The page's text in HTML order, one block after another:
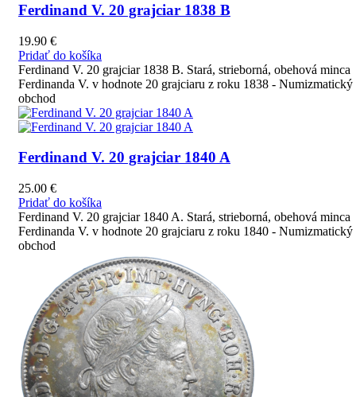
Ferdinand V. 20 grajciar 1838 B
19.90 €
Pridať do košíka
Ferdinand V. 20 grajciar 1838 B. Stará, strieborná, obehová minca
Ferdinanda V. v hodnote 20 grajciaru z roku 1838 - Numizmatický
obchod
Ferdinand V. 20 grajciar 1840 A
25.00 €
Pridať do košíka
Ferdinand V. 20 grajciar 1840 A. Stará, strieborná, obehová minca
Ferdinanda V. v hodnote 20 grajciaru z roku 1840 - Numizmatický
obchod